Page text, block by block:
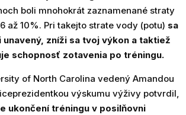
boli mnohokrát zaznamenané straty
až 10%. Pri takejto strate vody (potu) sa
zníži sa tvoj výkon a taktiež
schopnosť zotavenia po tréningu.
of North Carolina vedený Amandou
výskumu výživy potvrdil,
ukončení tréningu v posilňovni